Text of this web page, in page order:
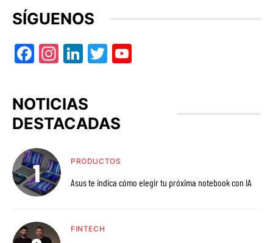
SÍGUENOS
Facebook
Instagram
LinkedIn
Twitter
NOTICIAS
DESTACADAS
PRODUCTOS
Asus te indica cómo elegir tu próxima notebook con IA
FINTECH